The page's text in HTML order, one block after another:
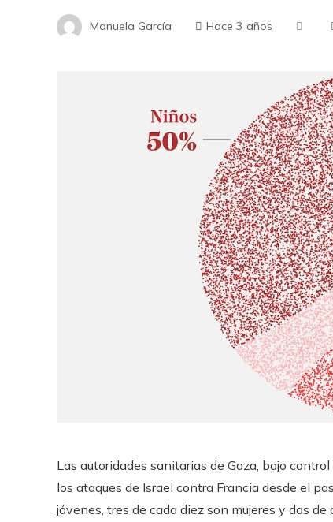
Manuela García Hace 3 años
Las autoridades sanitarias de Gaza, bajo
los ataques de Israel contra Francia desde el
jóvenes, tres de cada diez son mujeres y dos